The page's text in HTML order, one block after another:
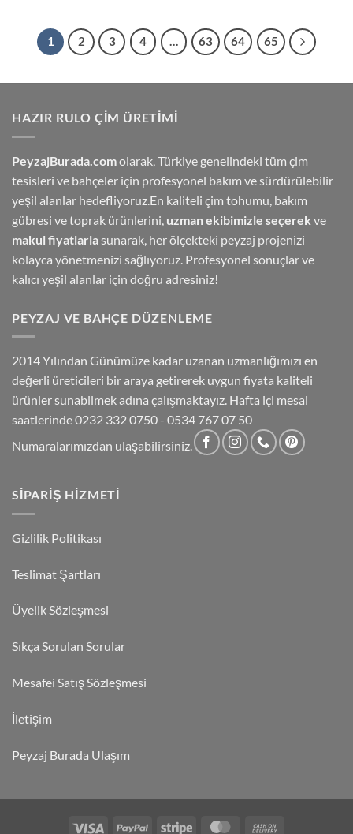
1 2 3 4 … 63 64 65
HAZIR RULO ÇIM ÜRETIMI
PeyzajBurada.comolarak, Türkiye genelindeki tüm çim
tesisleri ve bahçeler için profesyonel bakım ve sürdürülebilir
yeşil alanlar hedefliyoruz.En kaliteli çim tohumu, bakım
gübresi ve toprak ürünlerini, uzman ekibimizle seçerek ve
makul fiyatlarlasunarak, her ölçekteki peyzaj projenizi
kolayca yönetmenizi sağlıyoruz. Profesyonel sonuçlar ve
kalıcı yeşil alanlar için doğru adresiniz!
PEYZAJ VE BAHÇE DÜZENLEME
2014 Yılından Günümüze kadar uzanan uzmanlığımızı en
değerli üreticileri bir araya getirerek uygun fiyata kaliteli
ürünler sunabilmek adına çalışmaktayız. Hafta içi mesai
saatlerinde 0232 332 0750 - 0534 767 07 50
Numaralarımızdan ulaşabilirsiniz.
SIPARIŞ HIZMETI
Gizlilik Politikası
Teslimat Şartları
Üyelik Sözleşmesi
Sıkça Sorulan Sorular
Mesafei Satış Sözleşmesi
İletişim
Peyzaj Burada Ulaşım